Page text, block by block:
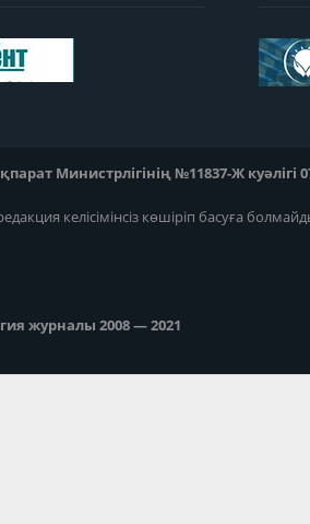
Министрлігінің №11837-Ж куәлігі
келісімінсіз көшіріп басуға
журналы 2008 — 2021